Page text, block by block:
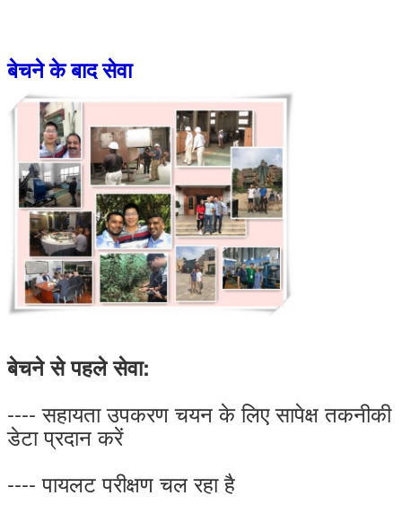
बेचने के बाद सेवा
बेचने से पहले सेवा:
---- सहायता उपकरण चयन के लिए सापेक्ष तकनीकी
डेटा प्रदान करें
---- पायलट परीक्षण चल रहा है